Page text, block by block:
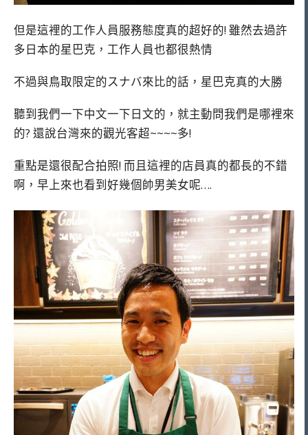
但是這裡的工作人員服務態度真的超好的! 雖然去過許
多日本的星巴克，工作人員也都很熱情
不過與鳥取限定的スナバ來比的話，星巴克真的大勝
聽到我們一下中文一下日文的，就主動問我們是哪裡來
的? 還說台灣來的觀光客超~~~~多!
重點是還很配合拍照! 而且這裡的店員真的都長的不錯
啊，早上來也看到好幾個帥男美女呢….